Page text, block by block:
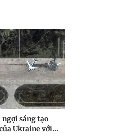
ngợi sáng tạo
Ukraine với...